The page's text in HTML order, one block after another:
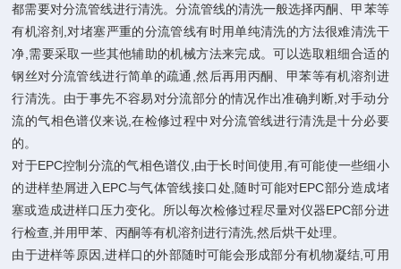
都需要对分流管线进行清洗。分流管线的清洗一般选择丙酮、甲苯等
有机溶剂,对堵塞严重的分流管线有时用单纯清洗的方法很难清洗干
净,需要采取一些其他辅助的机械方法来完成。可以选取粗细合适的
钢丝对分流管线进行简单的疏通,然后再用丙酮、甲苯等有机溶剂进
行清洗。由于事先不容易对分流部分的情况作出准确判断,对手动分
流的气相色谱仪来说,在检修过程中对分流管线进行清洗是十分必要
的。
对于EPC控制分流的气相色谱仪,由于长时间使用,有可能使一些细小
的进样垫屑进入EPC与气体管线接口处,随时可能对EPC部分造成堵
塞或造成进样口压力变化。所以每次检修过程尽量对仪器EPC部分进
行检查,并用甲苯、丙酮等有机溶剂进行清洗,然后烘干处理。
由于进样等原因,进样口的外部随时可能会形成部分有机物凝结,可用